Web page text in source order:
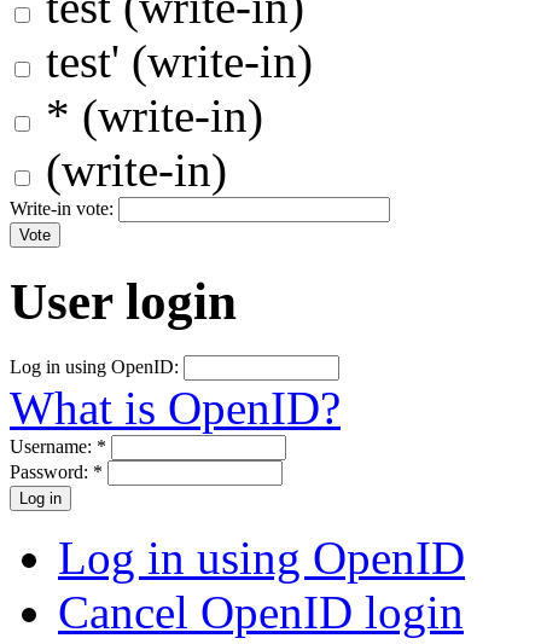
test' (write-in)
* (write-in)
(write-in)
Write-in vote:
User login
Log in using OpenID:
What is OpenID?
Username: *
Password: *
Log in using OpenID
Cancel OpenID login